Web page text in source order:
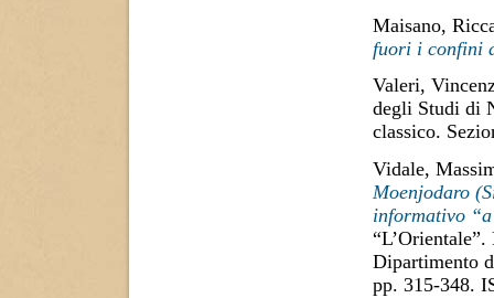
Maisano,
fuori i confini
Valeri,
degli Studi di
classico.
Vidale,
Moenjodaro
informativo
Dipartimento
pp. 315-348.